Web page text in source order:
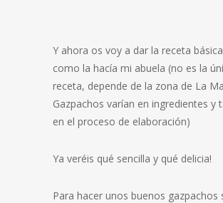
Y ahora os voy a dar la receta
como la hacía mi abuela (no es la
receta, depende de la zona de La
Gazpachos varían en ingredientes y
en el proceso de elaboración)
Ya veréis qué sencilla y qué delicia!
Para hacer unos buenos gazpachos